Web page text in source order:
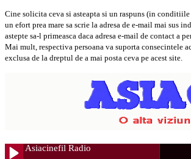
Cine solicita ceva si asteapta si un raspuns (in conditiile
un efort prea mare sa scrie la adresa de e-mail mai sus
astepte sa-l primeasca daca adresa e-mail de contact a
Mai mult, respectiva persoana va suporta consecintele
exclusa de la dreptul de a mai posta ceva pe acest site.